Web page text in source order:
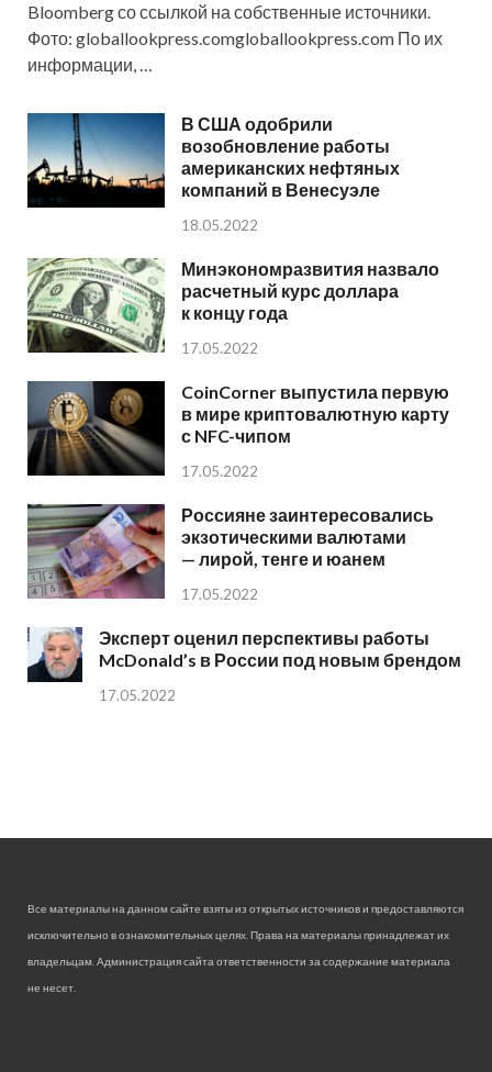
Bloomberg со ссылкой на собственные источники.
Фото: globallookpress.comgloballookpress.com По их
информации, …
В США одобрили
возобновление работы
американских нефтяных
компаний в Венесуэле
18.05.2022
Минэкономразвития назвало
расчетный курс доллара
к концу года
17.05.2022
CoinCorner выпустила первую
в мире криптовалютную карту
с NFC-чипом
17.05.2022
Россияне заинтересовались
экзотическими валютами
— лирой, тенге и юанем
17.05.2022
Эксперт оценил перспективы работы
McDonald’s в России под новым брендом
17.05.2022
Все материалы на данном сайте взяты из открытых источников и предоставляются
исключительно в ознакомительных целях. Права на материалы принадлежат их
владельцам. Администрация сайта ответственности за содержание материала
не несет.